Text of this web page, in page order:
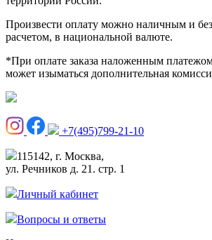
Произвести оплату можно наличным и
расчетом, в национальной валюте.
*При оплате заказа наложенным
может изыматься дополнительная
+7(495)799-21-10
115142, г. Москва,
ул. Речников д. 21. стр. 1
Личный кабинет
Вопросы и ответы